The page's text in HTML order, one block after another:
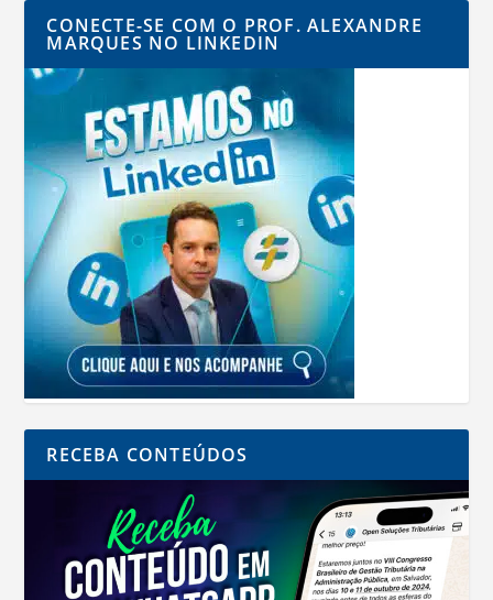
CONECTE-SE COM O PROF. ALEXANDRE
MARQUES NO LINKEDIN
RECEBA CONTEÚDOS